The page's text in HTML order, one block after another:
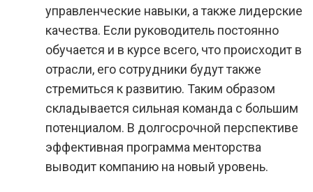
управленческие навыки, а также лидерские
качества. Если руководитель постоянно
обучается и в курсе всего, что происходит в
отрасли, его сотрудники будут также
стремиться к развитию. Таким образом
складывается сильная команда с большим
потенциалом. В долгосрочной перспективе
эффективная программа менторства
выводит компанию на новый уровень.